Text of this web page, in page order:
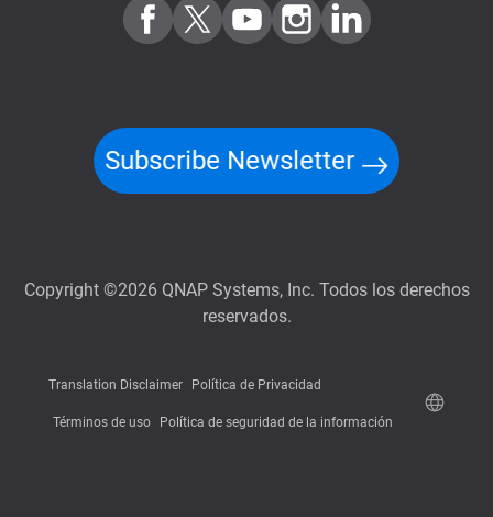
Subscribe Newsletter
Copyright ©2026 QNAP Systems, Inc. Todos los derechos
reservados.
Translation Disclaimer Política de Privacidad
Términos de uso Política de seguridad de la información